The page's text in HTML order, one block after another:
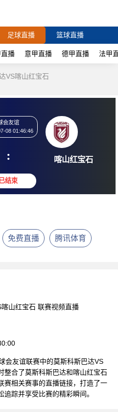
足球直播 篮球直播
播 意甲直播 德甲直播 法甲
VS喀山红宝石
2026-07-08 01:46:46
: 喀山
免费直播 腾讯体育
山红宝石 联赛视频直播
会友谊联赛中的莫斯科斯巴达VS
整合了莫斯科斯巴达和喀山红宝石
赛相关赛事的直播链接，打造了一
踪并享受比赛的精彩瞬间。